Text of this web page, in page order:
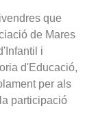
que
de Mares
i
d'Educació,
per als
participació